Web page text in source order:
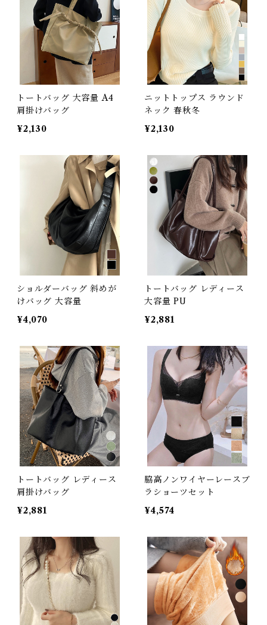
トートバッグ 大容量 A4
肩掛けバッグ
¥2,130
ニットトップス ラウンド
ネック 春秋冬
¥2,130
ショルダーバッグ 斜めが
けバッグ 大容量
¥4,070
トートバッグ レディース
大容量 PU
¥2,881
トートバッグ レディース
肩掛けバッグ
¥2,881
脇高ノンワイヤーレースブ
ラショーツセット
¥4,574